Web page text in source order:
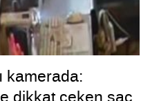
kamerada: